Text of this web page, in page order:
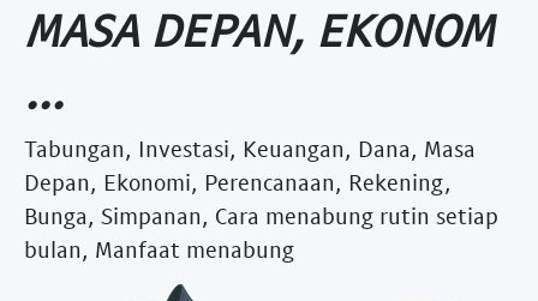
MASA DEPAN, EKONOM
...
Tabungan, Investasi, Keuangan, Dana, Masa
Depan, Ekonomi, Perencanaan, Rekening,
Bunga, Simpanan, Cara menabung rutin setiap
bulan, Manfaat menabung